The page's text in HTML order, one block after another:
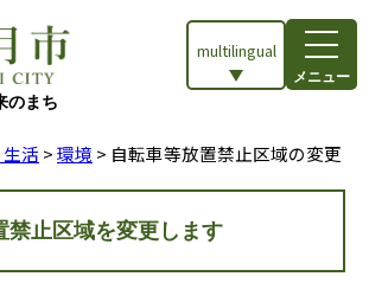
のまち
multilingual
メニュー
活 >環境 > 自転車等放置禁止区域の変更
禁止区域を変更します